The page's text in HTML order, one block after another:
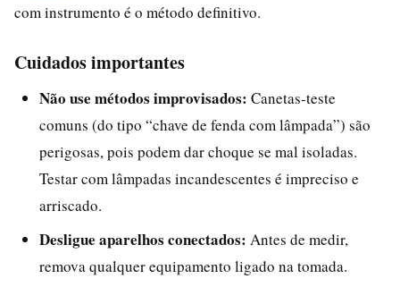
com instrumento é o método definitivo.
Cuidados importantes
Não use métodos improvisados: Canetas-teste
comuns (do tipo “chave de fenda com lâmpada”) são
perigosas, pois podem dar choque se mal isoladas.
Testar com lâmpadas incandescentes é impreciso e
arriscado.
Desligue aparelhos conectados: Antes de medir,
remova qualquer equipamento ligado na tomada.